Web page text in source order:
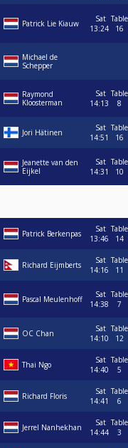
Patrick Lie Kiauw
Sat
13:24
Table
16
Michael de
Schepper
Raymond
Kloosterman
Sat
14:13
Table
8
Jori Hätinen
Sat
14:51
Table
16
Jeanette van den
Eijkel
Sat
14:31
Table
10
Patrick Berkenpas
Sat
13:46
Table
14
Richard Eijmberts
Sat
14:16
Table
11
Pascal Meulenhoff
Sat
14:38
Table
7
OC Chan
Sat
14:10
Table
12
Thai Ngo
Sat
14:40
Table
5
Richard Floris
Sat
14:41
Table
6
Jerrel Nanhekhan
Sat
14:44
Table
3